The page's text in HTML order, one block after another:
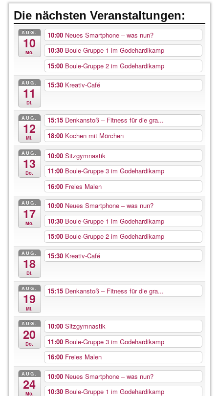
Die nächsten Veranstaltungen:
AUG.
10
Mo.
10:00 Neues Smartphone – was nun?
10:30 Boule-Gruppe 1 im Godehardikamp
15:00 Boule-Gruppe 2 im Godehardikamp
AUG.
11
Di.
15:30 Kreativ-Café
AUG.
12
Mi.
15:15 Denkanstoß – Fitness für die gra...
18:00 Kochen mit Mörchen
AUG.
13
Do.
10:00 Sitzgymnastik
11:00 Boule-Gruppe 3 im Godehardikamp
16:00 Freies Malen
AUG.
17
Mo.
10:00 Neues Smartphone – was nun?
10:30 Boule-Gruppe 1 im Godehardikamp
15:00 Boule-Gruppe 2 im Godehardikamp
AUG.
18
Di.
15:30 Kreativ-Café
AUG.
19
Mi.
15:15 Denkanstoß – Fitness für die gra...
AUG.
20
Do.
10:00 Sitzgymnastik
11:00 Boule-Gruppe 3 im Godehardikamp
16:00 Freies Malen
AUG.
24
Mo.
10:00 Neues Smartphone – was nun?
10:30 Boule-Gruppe 1 im Godehardikamp